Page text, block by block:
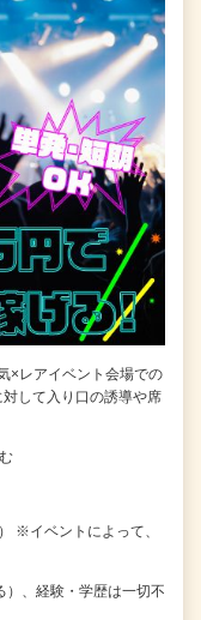
×レアイベント会場での
して入り口の誘導や席
※イベントによって、
）、経験・学歴は一切不